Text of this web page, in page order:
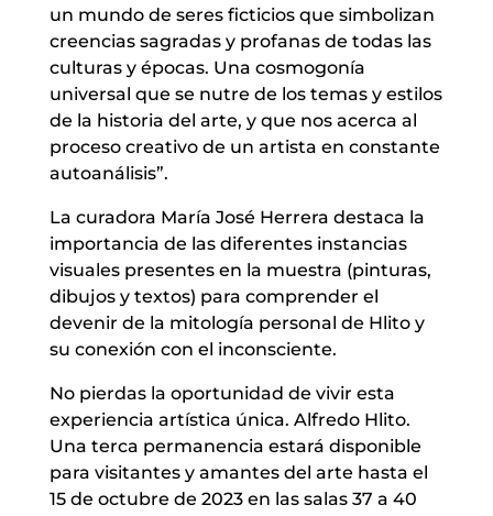
un mundo de seres ficticios que simbolizan
creencias sagradas y profanas de todas las
culturas y épocas. Una cosmogonía
universal que se nutre de los temas y estilos
de la historia del arte, y que nos acerca al
proceso creativo de un artista en constante
autoanálisis”.
La curadora María José Herrera destaca la
importancia de las diferentes instancias
visuales presentes en la muestra (pinturas,
dibujos y textos) para comprender el
devenir de la mitología personal de Hlito y
su conexión con el inconsciente.
No pierdas la oportunidad de vivir esta
experiencia artística única. Alfredo Hlito.
Una terca permanencia estará disponible
para visitantes y amantes del arte hasta el
15 de octubre de 2023 en las salas 37 a 40